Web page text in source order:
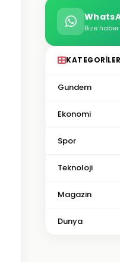
Bize
KATEGORILER
Gundem
Ekonomi
Spor
Teknoloji
Magazin
Dunya